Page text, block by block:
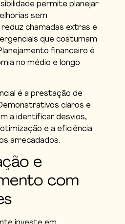
permite planejar
sem
chamadas extras e
que costumam
financeiro é
no médio e longo
é a prestação de
claros e
a identificar desvios,
e a eficiência
arrecadados.
e
com